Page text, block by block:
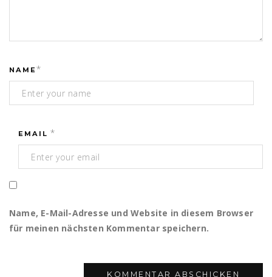
NAME*
EMAIL *
Name, E-Mail-Adresse und Website in diesem Browser
für meinen nächsten Kommentar speichern.